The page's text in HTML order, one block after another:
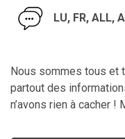
LU, FR, ALL,
Nous sommes tous et
partout des
n’avons rien à cacher